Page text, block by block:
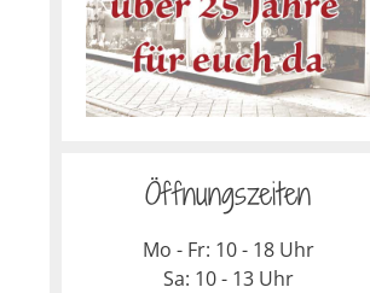
Öffnungszeiten
Mo - Fr: 10 - 18 Uhr
Sa: 10 - 13 Uhr